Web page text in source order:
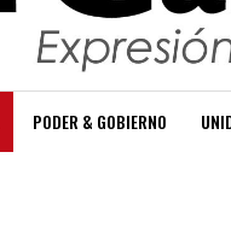
PODER & GOBIERNO